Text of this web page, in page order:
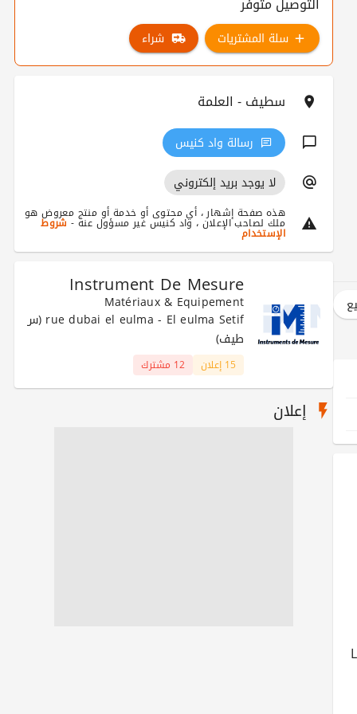
سلة المشتريات شراء
سطيف - العلمة
رسالة واد كنيس
لا يوجد بريد إلكتروني
هذه صفحة إشهار ، أي محتوى أو خدمة أو منتج معروض هو
ملك لصاحب الإعلان ، واد كنيس غير مسؤول عنه - شروط
الإستخدام
Instrument De Mesure
Matériaux & Equipement
rue dubai el eulma - El eulma Setif (س
طيف)
15 إعلان 12 مشترك
إعلان